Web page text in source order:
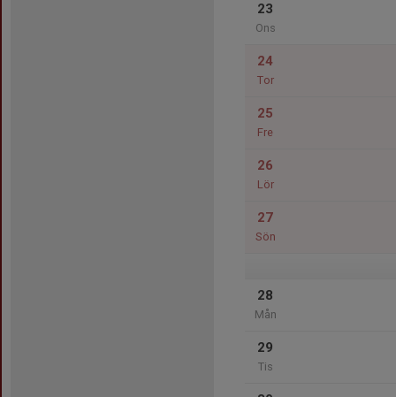
23
Ons
24
Tor
25
Fre
26
Lör
27
Sön
28
Mån
29
Tis